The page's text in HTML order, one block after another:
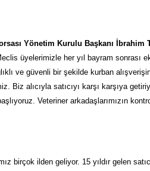
Yönetim Kurulu Başkanı İbrahim
üyelerimizle her yıl bayram sonrası
ve güvenli bir şekilde kurban
alıcıyla satıcıyı karşı karşıya
Veteriner arkadaşlarımızın
birçok ilden geliyor. 15 yıldır gelen